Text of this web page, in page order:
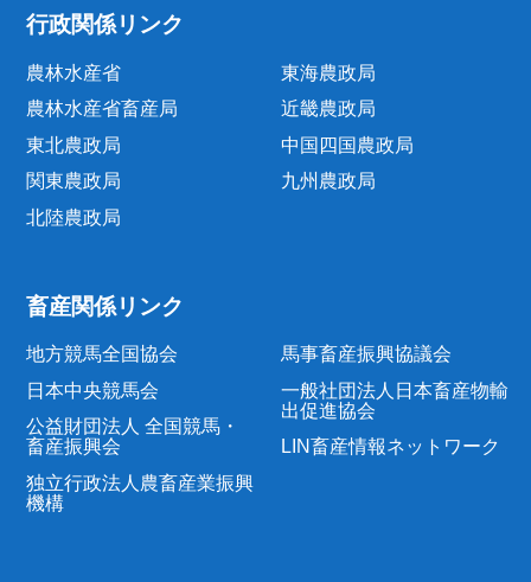
行政関係リンク
農林水産省
農林水産省畜産局
東北農政局
関東農政局
北陸農政局
東海農政局
近畿農政局
中国四国農政局
九州農政局
畜産関係リンク
地方競馬全国協会
日本中央競馬会
公益財団法人 全国競馬・
畜産振興会
独立行政法人農畜産業振興
機構
馬事畜産振興協議会
一般社団法人日本畜産物輸
出促進協会
LIN畜産情報ネットワーク